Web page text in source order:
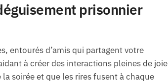
prisonnier
entourés d’amis qui partagent votre
à créer des interactions pleines de joie
soirée et que les rires fusent à chaque